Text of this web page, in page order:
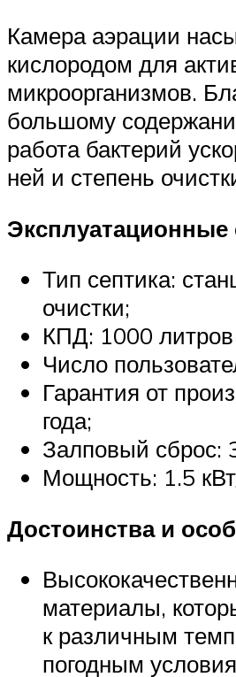
Камера аэрации
кислородом для
микроорганизмов.
большому
работа бактерий
ней и степень
Эксплуатационные
Тип септика:
очистки;
КПД: 1000 литров
Число
Гарантия от
года;
Залповый сброс:
Мощность: 1.5
Достоинства и
материалы,
к различным
погодным